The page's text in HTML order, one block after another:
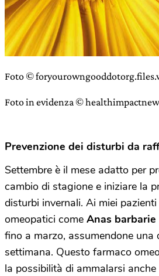
Foto ©
Foto in evidenza ©
Prevenzione dei disturbi da
Settembre è il mese adatto per
cambio di stagione e iniziare la
disturbi invernali. Ai miei
omeopatici come Anas
fino a marzo, assumendone una
settimana. Questo farmaco
la possibilità di ammalarsi